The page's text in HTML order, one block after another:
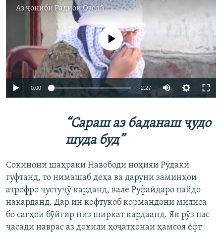
Аз ҷониби Радиои Озодӣ
240p 360p
720p
Феълан кор намекунад
0:00 2:27
360p
“Сараш аз баданаш ҷудо
шуда буд”
Сокинони шаҳраки Навободи ноҳияи Рӯдакӣ
гуфтанд, то нимашаб деҳа ва даруни заминҳои
атрофро ҷустуҷӯ карданд, вале Руфайдаро пайдо
накарданд. Дар ин кофтукоб кормандони милиса
бо сагҳои бӯйгир низ ширкат кардаанд. Як рӯз пас
ҷасади наврас аз дохили ҳоҷатхонаи ҳамсоя ёфт